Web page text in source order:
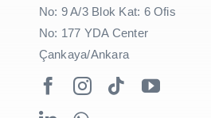
No: 9 A/3 Blok Kat: 6 Ofis
No: 177 YDA Center
Çankaya/Ankara